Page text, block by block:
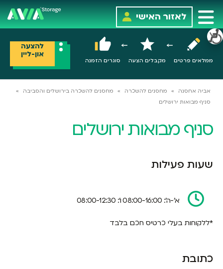
לאזור האישי
ממלאים פרטים מקבלים הצעה סוגרים הזמנה
להצעה
און-ליין
אביה אחסנה » מחסנים להשכרה » מחסנים להשכרה בירושלים והסביבה
»
סניף מבואות ירושלים
סניף מבואות ירושלים
שעות פעילות
א’-ה’: 08:00-16:00 ו’: 08:00-12:30
*ללקוחות בעלי כרטיס חכם בלבד
כתובת